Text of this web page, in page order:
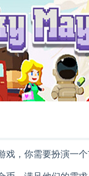
戏，你需要扮演一个